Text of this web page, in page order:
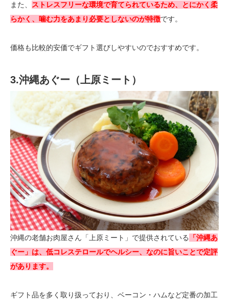
また、 ストレスフリーな環境で育てられているため、とにかく柔
らかく、噛む力をあまり必要としないのが特徴です。
価格も比較的安価でギフト選びしやすいのでおすすめです。
3.沖縄あぐー（上原ミート）
沖縄の老舗お肉屋さん「上原ミート」で提供されている
「沖縄あ
ぐー」は、低コレステロールでヘルシー、なのに旨いことで定評
があります。
ギフト品を多く取り扱っており、ベーコン・ハムなど定番の加工